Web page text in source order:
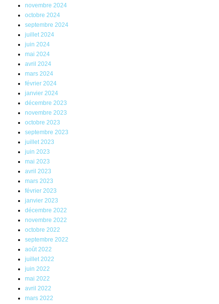
novembre 2024
octobre 2024
septembre 2024
juillet 2024
juin 2024
mai 2024
avril 2024
mars 2024
février 2024
janvier 2024
décembre 2023
novembre 2023
octobre 2023
septembre 2023
juillet 2023
juin 2023
mai 2023
avril 2023
mars 2023
février 2023
janvier 2023
décembre 2022
novembre 2022
octobre 2022
septembre 2022
août 2022
juillet 2022
juin 2022
mai 2022
avril 2022
mars 2022